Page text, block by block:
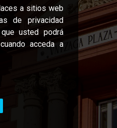
a sitios web
de privacidad
usted podrá
acceda a